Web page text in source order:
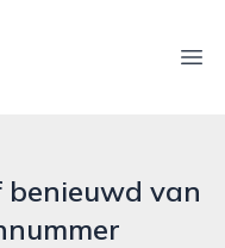
benieuwd van